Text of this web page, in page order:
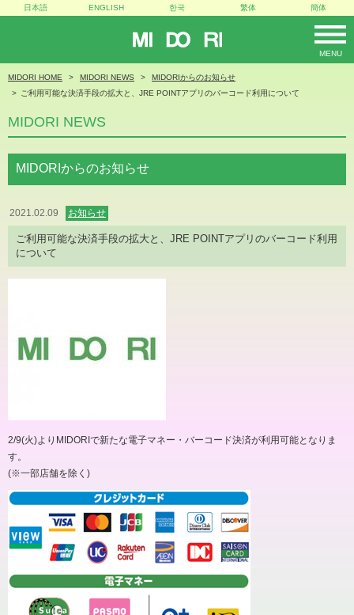
MIDORI MENU
日本語 ENGLISH 한국 繁体 簡体
MIDORI HOME MIDORI NEWS
MIDORIからのお知らせ
ご利用可能な決済手段の拡大と、JRE POINTアプリのバーコード利用について
MIDORI NEWS
MIDORIからのお知らせ
2021.02.09 お知らせ
ご利用可能な決済手段の拡大と、JRE POINTアプリのバーコード利用
について
2/9(火)よりMIDORIで新たな電子マネー・バーコード決済が利用可能となりま
す。
(※一部店舗を除く)